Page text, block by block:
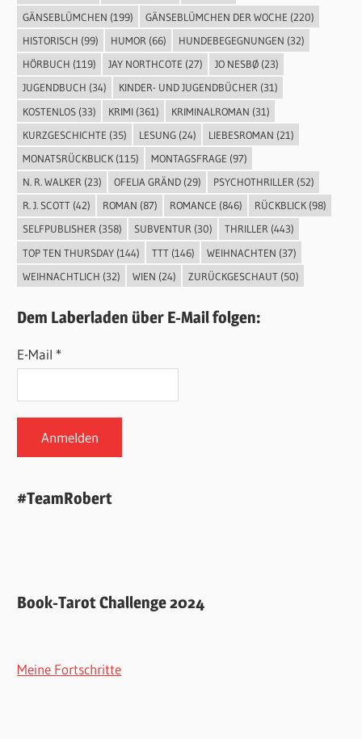
GÄNSEBLÜMCHEN (199) GÄNSEBLÜMCHEN DER WOCHE (220)
HISTORISCH (99) HUMOR (66) HUNDEBEGEGNUNGEN (32)
HÖRBUCH (119) JAY NORTHCOTE (27) JO NESBØ(23)
JUGENDBUCH (34) KINDER- UND JUGENDBÜCHER(31)
KOSTENLOS(33) KRIMI(361) KRIMINALROMAN (31)
KURZGESCHICHTE (35) LESUNG(24) LIEBESROMAN (21)
MONATSRÜCKBLICK(115) MONTAGSFRAGE (97)
N. R. WALKER (23) OFELIA GRÄND(29) PSYCHOTHRILLER (52)
R. J. SCOTT(42) ROMAN (87) ROMANCE (846) RÜCKBLICK(98)
SELFPUBLISHER(358) SUBVENTUR(30) THRILLER(443)
TOP TEN THURSDAY(144) TTT(146) WEIHNACHTEN (37)
WEIHNACHTLICH (32) WIEN (24) ZURÜCKGESCHAUT(50)
Dem Laberladen über E-Mail folgen:
E-Mail *
#TeamRobert
Book-Tarot Challenge 2024
Meine Fortschritte